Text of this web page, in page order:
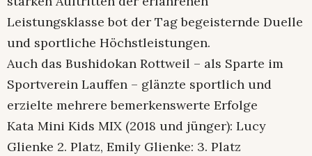
Leistungsklasse bot der Tag begeisternde Duelle
und sportliche Höchstleistungen.
Auch das Bushidokan Rottweil – als Sparte im
Sportverein Lauffen – glänzte sportlich und
erzielte mehrere bemerkenswerte Erfolge
Kata Mini Kids MIX (2018 und jünger): Lucy
Glienke 2. Platz, Emily Glienke: 3. Platz